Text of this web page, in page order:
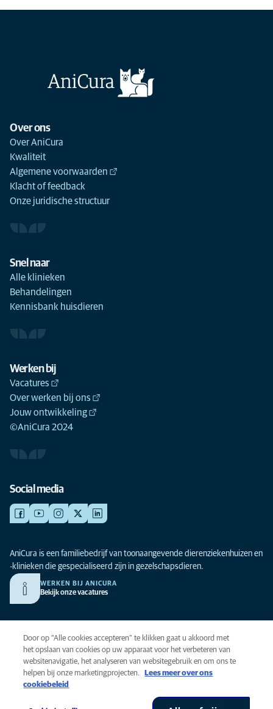
Over ons
Over AniCura
Kwaliteit
Algemene voorwaarden
Klacht of feedback
Onze juridische structuur
Snel naar
Alle klinieken
Behandelingen
Kennisbank huisdieren
Werken bij
Vacatures
Over werken bij ons
Jouw ontwikkeling
©AniCura 2024
Social media
AniCura is een familiebedrijf van toonaangevende dierenziekenhuizen en
-klinieken die gespecialiseerd zijn in gezelschapsdieren.
WERKEN BIJ ANICURA
Bekijk onze vacatures
Privacy
Algemene voorwaarden
Cookies
Toegankelijkheid
Door op “Alle cookies accepteren” te klikken gaat u akkoord met
het opslaan van cookies op uw apparaat voor het verbeteren van
websitenavigatie, het analyseren van websitegebruik en om ons te
helpen bij onze marketingprojecten.
Lees meer over ons
cookiebeleid